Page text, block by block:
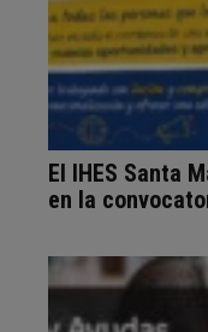
El IHES Santa
en la